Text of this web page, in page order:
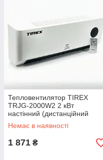
Тепловентилятор TIREX
TRJG-2000W2 2 кВт
настінний (дистанційний
пульт)
Немає в наявності
1 871 ₴